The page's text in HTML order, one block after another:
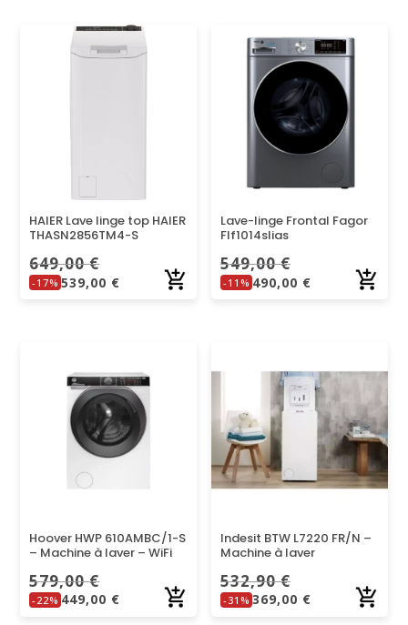
HAIER Lave linge top HAIER
THASN2856TM4-S
649,00€
-17% 539,00 €
Lave-linge Frontal Fagor
Flf1014slias
549,00€
-11% 490,00 €
Hoover HWP 610AMBC/1-S
– Machine à laver – WiFi
579,00€
-22% 449,00 €
Indesit BTW L7220 FR/N –
Machine à laver
532,90€
-31% 369,00 €